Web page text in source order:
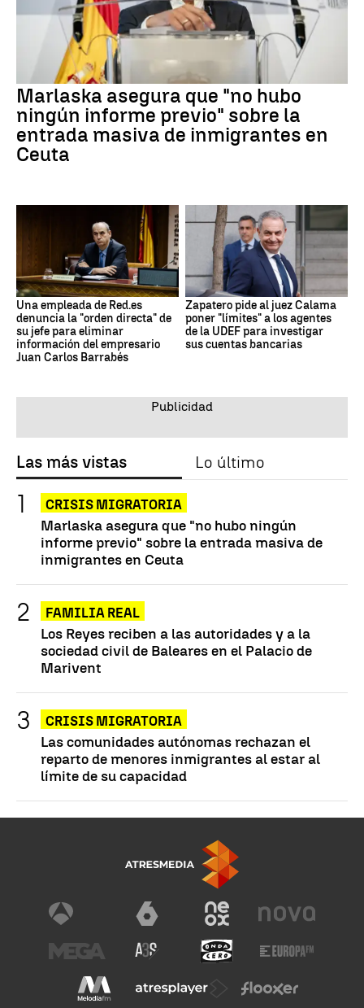
Marlaska asegura que "no hubo
ningún informe previo" sobre la
entrada masiva de inmigrantes en
Ceuta
Una empleada de Red.es
denuncia la "orden directa" de
su jefe para eliminar
información del empresario
Juan Carlos Barrabés
Zapatero pide al juez Calama
poner "límites" a los agentes
de la UDEF para investigar
sus cuentas bancarias
Las más vistas Lo último
CRISIS MIGRATORIA
Marlaska asegura que "no hubo ningún
informe previo" sobre la entrada masiva de
inmigrantes en Ceuta
FAMILIA REAL
Los Reyes reciben a las autoridades y a la
sociedad civil de Baleares en el Palacio de
Marivent
CRISIS MIGRATORIA
Las comunidades autónomas rechazan el
reparto de menores inmigrantes al estar al
límite de su capacidad